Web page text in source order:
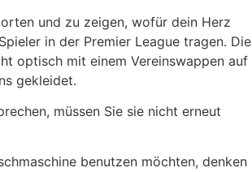
und zu zeigen, wofür dein Herz
in der Premier League tragen. Die
optisch mit einem Vereinswappen auf
gekleidet.
müssen Sie sie nicht erneut
benutzen möchten, denken